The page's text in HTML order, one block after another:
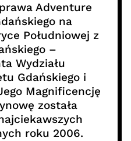
Adventure
na
Południowej z
–
Wydziału
Gdańskiego i
Magnificencję
została
roku 2006.